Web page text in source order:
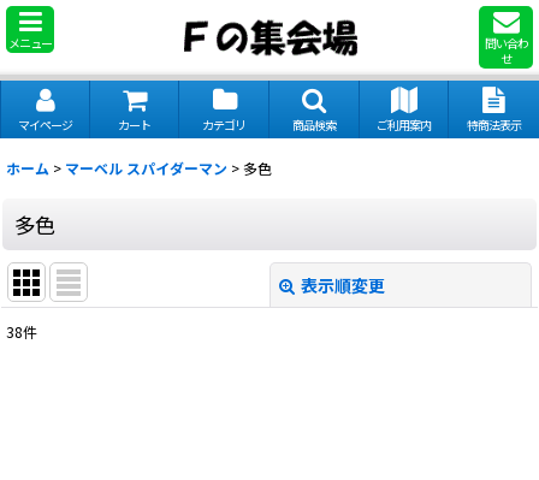
メニュー
問い合わ
せ
マイページ カート カテゴリ 商品検索 ご利用案内 特商法表示
ホーム > マーベル スパイダーマン >多色
多色
表示順変更
38件